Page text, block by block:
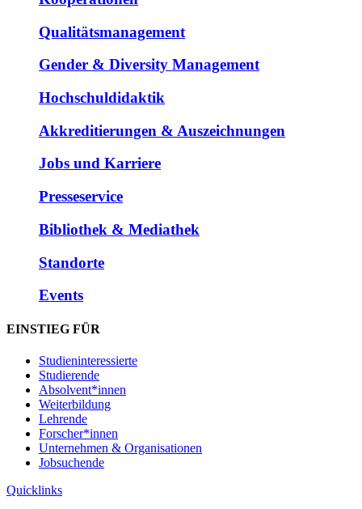
Qualitätsmanagement
Gender & Diversity Management
Hochschuldidaktik
Akkreditierungen & Auszeichnungen
Jobs und Karriere
Presseservice
Bibliothek & Mediathek
Standorte
Events
EINSTIEG FÜR
Studieninteressierte
Studierende
Absolvent*innen
Weiterbildung
Lehrende
Forscher*innen
Unternehmen & Organisationen
Jobsuchende
Quicklinks